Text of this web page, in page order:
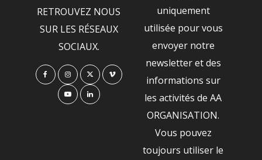
RETROUVEZ NOUS
SUR LES RÉSEAUX
SOCIAUX.
uniquement
utilisée pour vous
envoyer notre
newsletter et des
informations sur
les activités de AA
ORGANISATION.
Vous pouvez
toujours utiliser le